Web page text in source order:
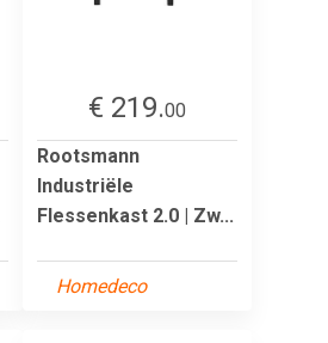
€ 219.00
Rootsmann
Industriële
Flessenkast 2.0 | Zw...
Homedeco